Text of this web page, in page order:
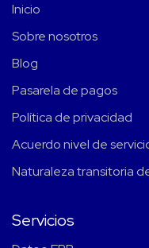
Inicio
Sobre nosotros
Blog
Pasarela de pagos
Política de privacidad
Acuerdo nivel de
Naturaleza transitoria
Servicios